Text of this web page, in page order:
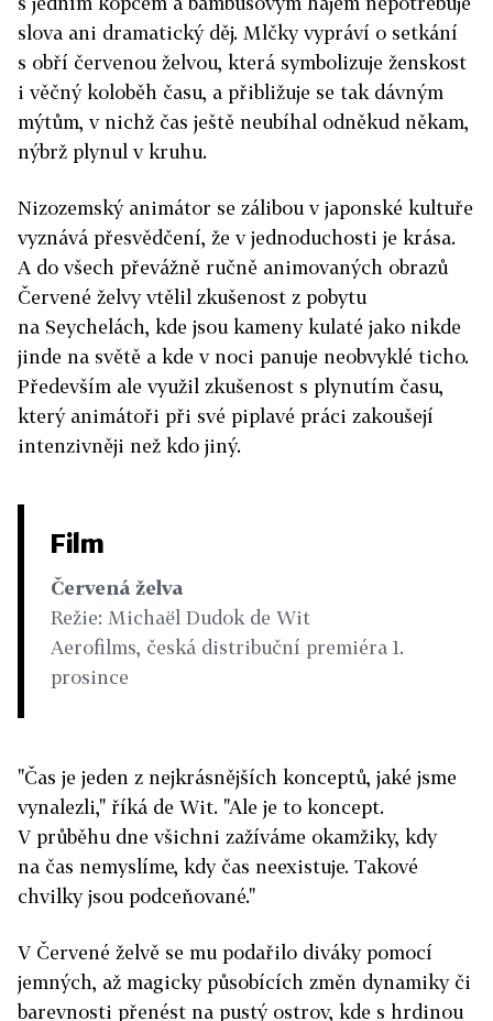
slova ani dramatický děj. Mlčky vypráví o setkání
s obří červenou želvou, která symbolizuje ženskost
i věčný koloběh času, a přibližuje se tak dávným
mýtům, v nichž čas ještě neubíhal odněkud někam,
nýbrž plynul v kruhu.
Nizozemský animátor se zálibou v japonské kultuře
vyznává přesvědčení, že v jednoduchosti je krása.
A do všech převážně ručně animovaných obrazů
Červené želvy vtělil zkušenost z pobytu
na Seychelách, kde jsou kameny kulaté jako nikde
jinde na světě a kde v noci panuje neobvyklé ticho.
Především ale využil zkušenost s plynutím času,
který animátoři při své piplavé práci zakoušejí
intenzivněji než kdo jiný.
Film
Červená želva
Režie: Michaël Dudok de Wit
Aerofilms, česká distribuční premiéra 1.
prosince
"Čas je jeden z nejkrásnějších konceptů, jaké jsme
vynalezli," říká de Wit. "Ale je to koncept.
V průběhu dne všichni zažíváme okamžiky, kdy
na čas nemyslíme, kdy čas neexistuje. Takové
chvilky jsou podceňované."
V Červené želvě se mu podařilo diváky pomocí
jemných, až magicky působících změn dynamiky či
barevnosti přenést na pustý ostrov, kde s hrdinou